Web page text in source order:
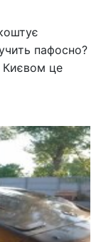
пафосно?
Києвом це